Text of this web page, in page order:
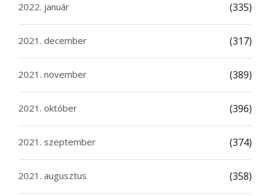
2022. január (335)
2021. december (317)
2021. november (389)
2021. október (396)
2021. szeptember (374)
2021. augusztus (358)